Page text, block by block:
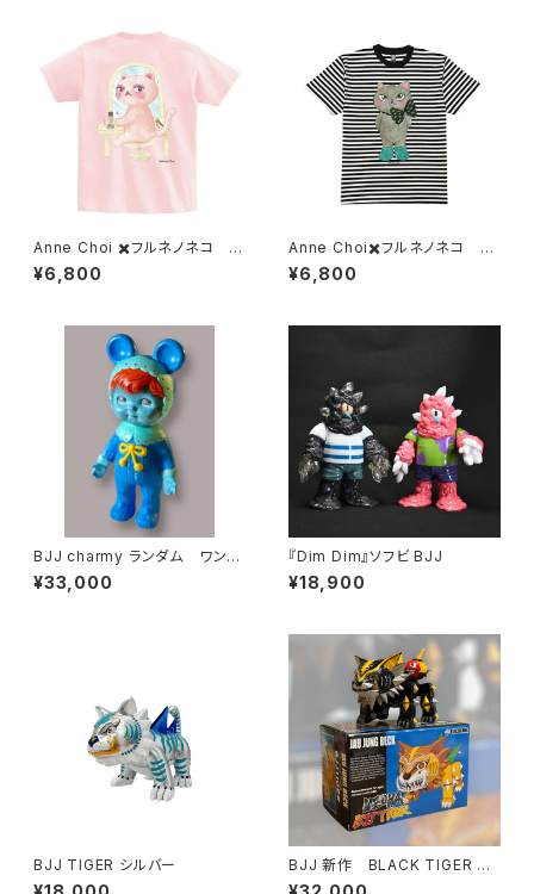
Anne Choi ✖️フルネノネコ 限
定Tシャツ②
¥6,800
Anne Choi✖️フルネノネコ 限
定Tシャツ①
¥6,800
BJJ charmy ランダム ワンオ
フ 限定
¥33,000
『Dim Dim』ソフビ BJJ
¥18,900
BJJ TIGER シルバー
BJJ 新作 BLACK TIGER ソ
フビ